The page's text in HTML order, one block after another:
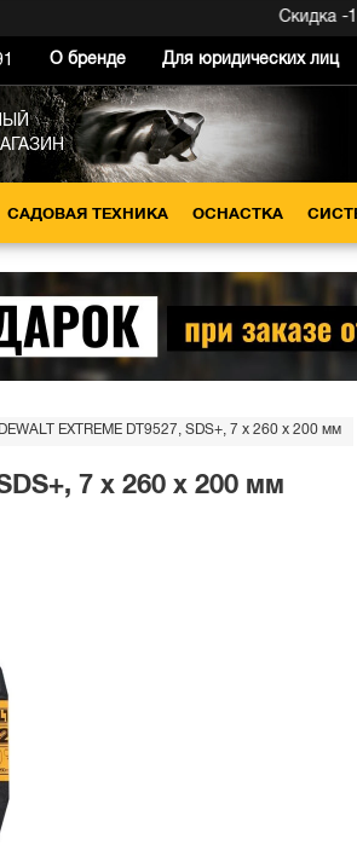
Скидка -15%
О бренде Для юридических лиц
САДОВАЯ ТЕХНИКА ОСНАСТКА
EXTREME DT9527, SDS+, 7 x 260 x 200 мм
7 x 260 x 200 мм